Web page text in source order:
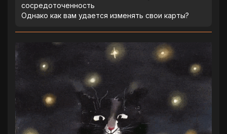
сосредоточенность
Однако как вам удается изменять свои карты?